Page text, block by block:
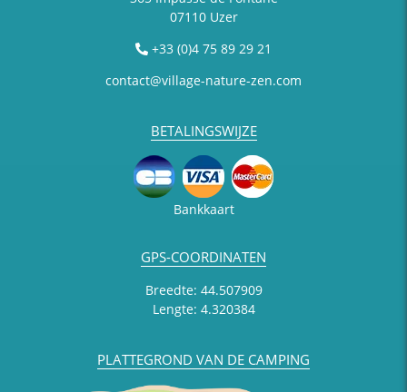
07110 Uzer
+33 (0)4 75 89 29 21
contact@village-nature-zen.com
BETALINGSWIJZE
Bankkaart
GPS-COORDINATEN
Breedte: 44.507909
Lengte: 4.320384
PLATTEGROND VAN DE CAMPING